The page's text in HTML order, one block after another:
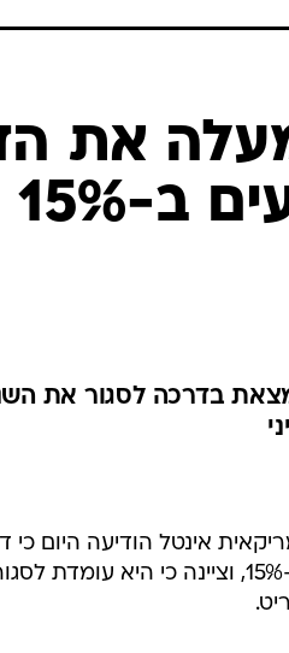
את
בדרכה לסגור את
אינטל הודיעה היום כי
הדיבידנד הרבעוני ב-15%, וציינה